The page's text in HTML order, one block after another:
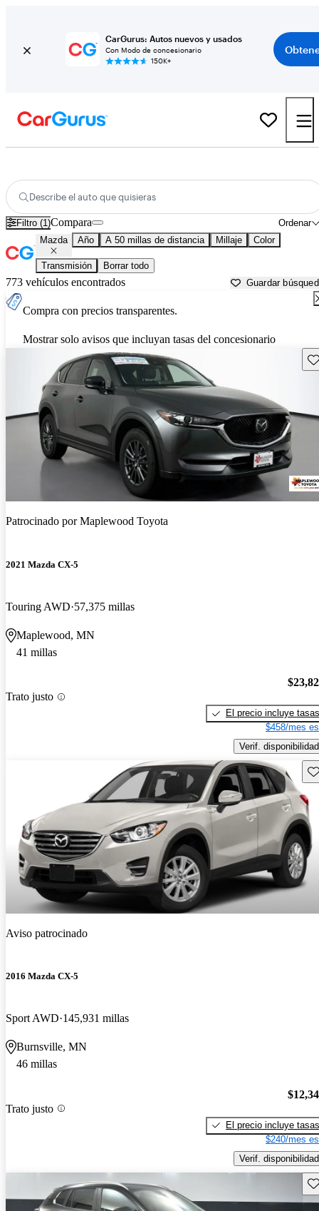
CarGurus: Autos nuevos y usados
Con Modo de concesionario
150K+
Describe el auto que quisieras
Filtro (1) Ordenar
Compara
Mazda Año A 50 millas de distancia Millaje Color
Transmisión Borrar todo
773 vehículos encontrados Guardar
Compra con precios transparentes.
Mostrar solo avisos que incluyan tasas del concesionario
Patrocinado porMaplewood Toyota
2021 Mazda CX-5
Touring AWD 57,375 millas
Maplewood, MN
41 millas
Trato justo
El precio incluye tasas
$458/mes
Verif. disponibilidad
Aviso patrocinado
2016 Mazda CX-5
Sport AWD 145,931 millas
Burnsville, MN
46 millas
Trato justo
El precio incluye tasas
$240/mes
Verif. disponibilidad